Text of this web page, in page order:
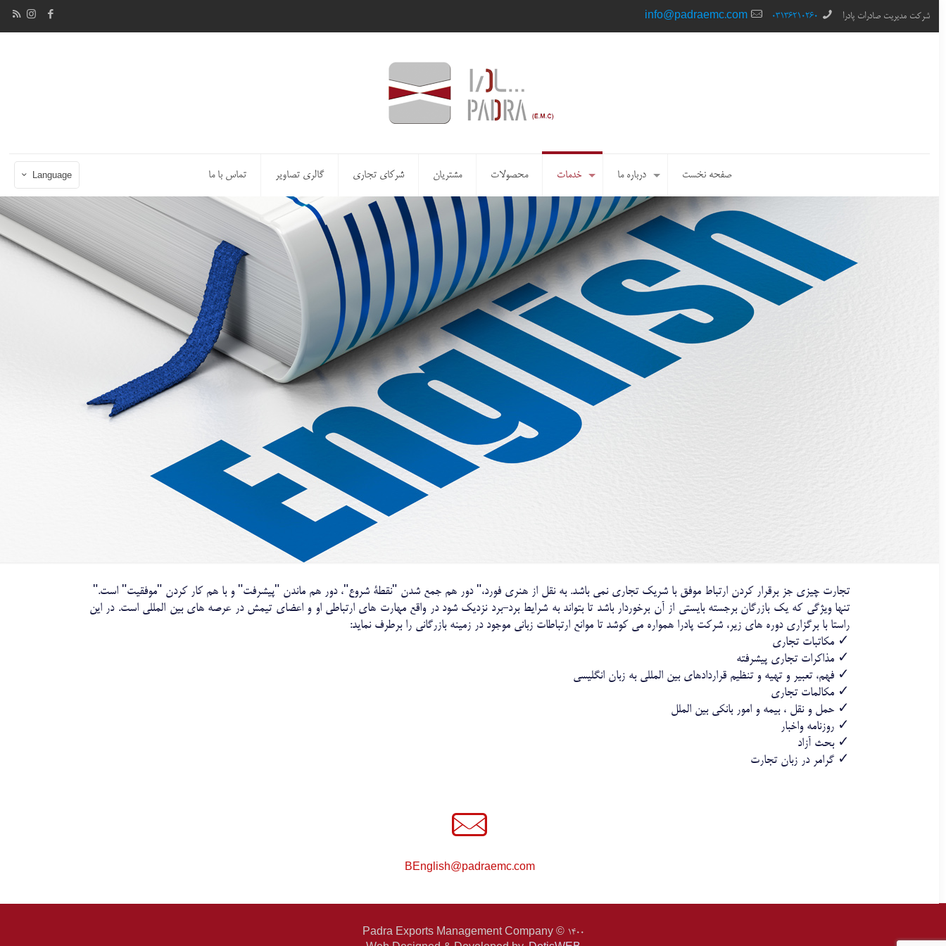
شرکت مدیریت صادرات پادرا 03136210260
info@padraemc.com
صفحه نخست درباره ما خدمات محصولات مشتریان شرکای تجاری گالری تصاویر تماس با ما Language
تجارت چیزی جز برقرار کردن ارتباط موفق با شریک تجاری نمی باشد. به نقل از هنری فورد،" دور هم جمع شدن "نقطۀ شروع"، دور هم ماندن "پیشرفت" و با هم کار کردن "موفقیت" است."
تنها ویژگی که یک بازرگان برجسته بایستی از آن برخوردار باشد تا بتواند به شرایط برد-برد نزدیک شود در واقع مهارت های ارتباطی او و اعضای تیمش در عرصه های بین المللی است. در این
راستا با برگزاری دوره های زیر، شرکت پادرا همواره می کوشد تا موانع ارتباطات زبانی موجود در زمینه بازرگانی را برطرف نماید:
✓ مکاتبات تجاری
✓ مذاکرات تجاری پیشرفته
✓ فهم، تعبیر و تهیه و تنظیم قراردادهای بین المللی به زبان انگلیسی
✓ مکالمات تجاری
✓ حمل و نقل ، بیمه و امور بانکی بین الملل
✓ روزنامه واخبار
✓ بحث آزاد
✓ گرامر در زبان تجارت
BEnglish@padraemc.com
1400 © Padra Exports Management Company